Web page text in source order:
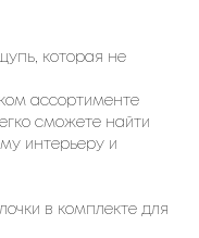
которая не
ассортименте
сможете найти
интерьеру и
в комплекте для